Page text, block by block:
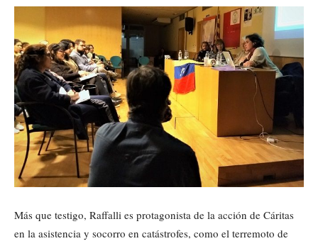
Más que testigo, Raffalli es protagonista de la acción de Cáritas
en la asistencia y socorro en catástrofes, como el terremoto de